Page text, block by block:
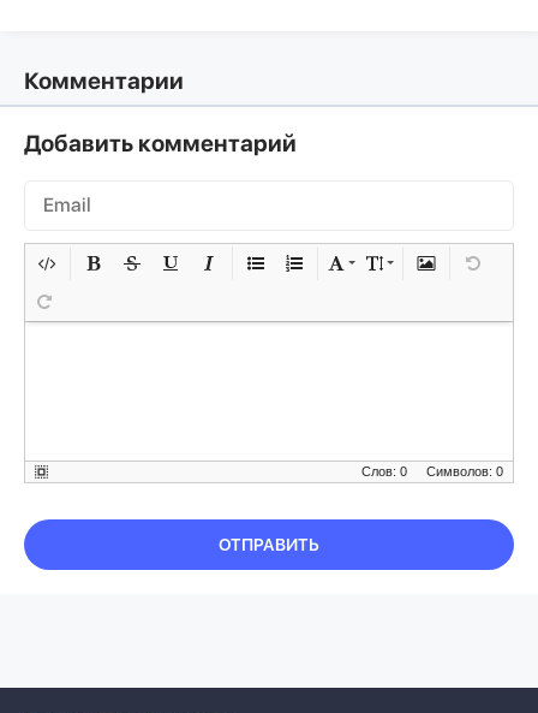
Комментарии
Добавить комментарий
Символов: 0
Слов: 0
ОТПРАВИТЬ